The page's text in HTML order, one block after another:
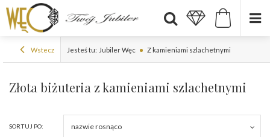
Wstecz Jesteś tu: Jubiler Węc Z kamieniami szlachetnymi
Złota biżuteria z kamieniami szlachetnymi
SORTUJ PO: nazwie rosnąco